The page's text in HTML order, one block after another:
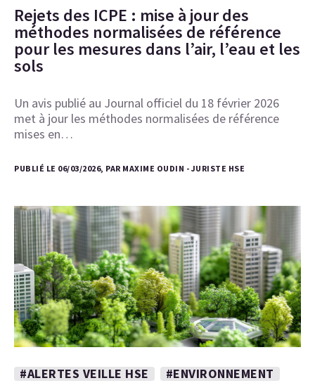
Rejets des ICPE : mise à jour des
méthodes normalisées de référence
pour les mesures dans l’air, l’eau et les
sols
Un avis publié au Journal officiel du 18 février 2026
met à jour les méthodes normalisées de référence
mises en…
PUBLIÉ LE 06/03/2026, PAR MAXIME OUDIN - JURISTE HSE
#ALERTES VEILLE HSE
#ENVIRONNEMENT